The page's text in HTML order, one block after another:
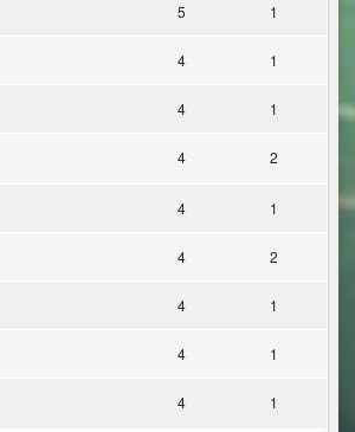
5 1
4 1
4 1
4 2
4 1
4 2
4 1
4 1
4 1